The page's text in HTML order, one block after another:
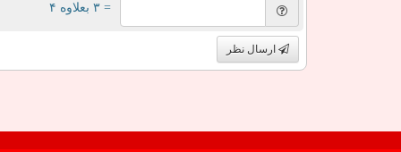
= ۳ بعلاوه ۴
ارسال نظر